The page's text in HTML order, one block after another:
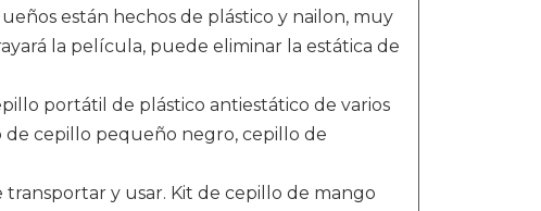
están hechos de plástico y nailon, muy
la película, puede eliminar la estática de
portátil de plástico antiestático de varios
de cepillo pequeño negro, cepillo de
y usar. Kit de cepillo de mango